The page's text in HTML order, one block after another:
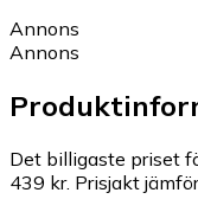
Annons
Annons
Det billigaste priset
439 kr. Prisjakt